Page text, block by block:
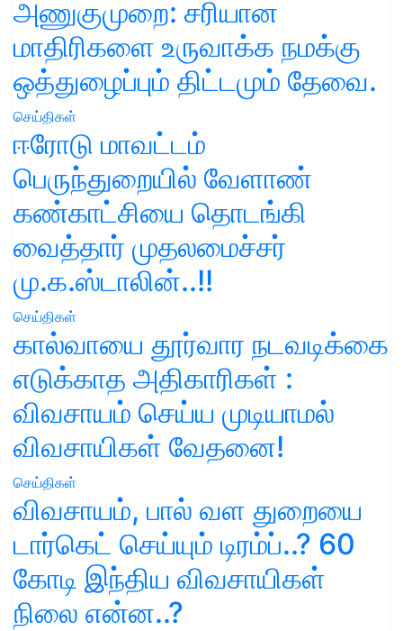
அணுகுமுறை: சரியான
மாதிரிகளை உருவாக்க நமக்கு
ஒத்துழைப்பும் திட்டமும் தேவை.
செய்திகள்
ஈரோடு மாவட்டம்
பெருந்துறையில் வேளாண்
கண்காட்சியை தொடங்கி
வைத்தார் முதலமைச்சர்
மு.க.ஸ்டாலின்..!!
செய்திகள்
கால்வாயை தூர்வார நடவடிக்கை
எடுக்காத அதிகாரிகள் :
விவசாயம் செய்ய முடியாமல்
விவசாயிகள் வேதனை!
செய்திகள்
விவசாயம், பால் வள துறையை
டார்கெட் செய்யும் டிரம்ப்..? 60
கோடி இந்திய விவசாயிகள்
நிலை என்ன..?